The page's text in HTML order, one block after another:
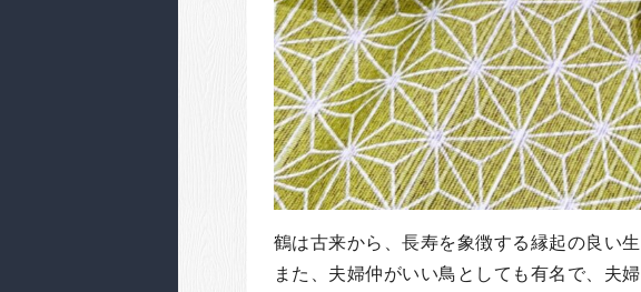
鶴は古来から、長寿を象徴する縁起の良い
また、夫婦仲がいい鳥としても有名で、夫